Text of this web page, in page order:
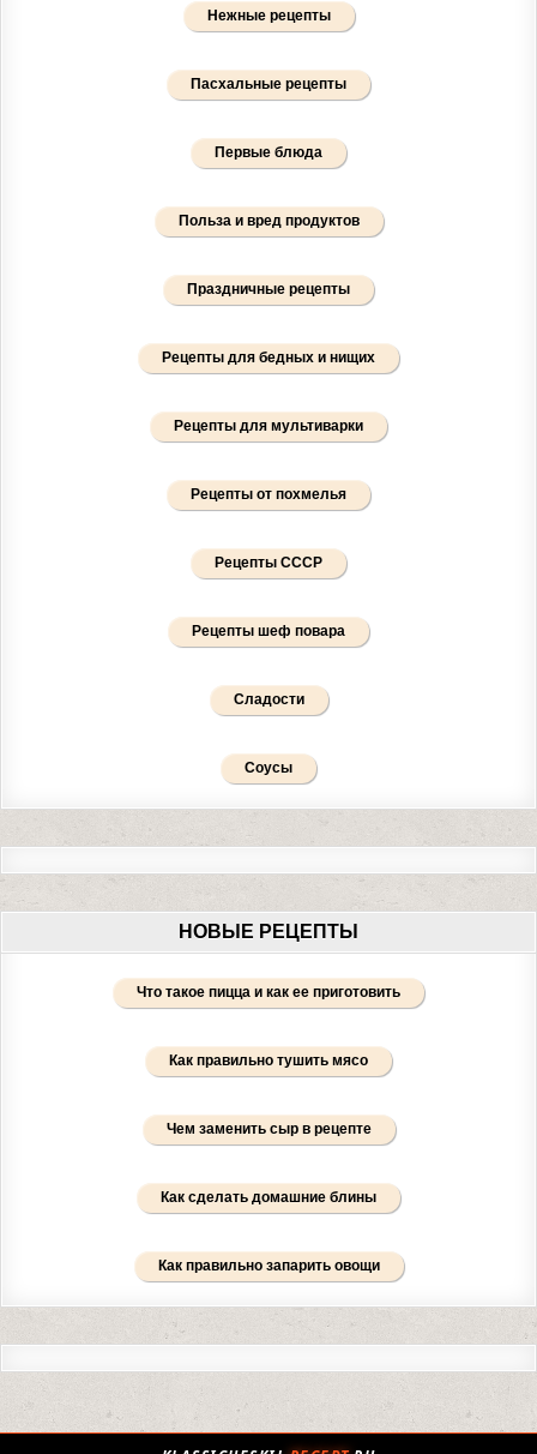
Нежные рецепты
Пасхальные рецепты
Первые блюда
Польза и вред продуктов
Праздничные рецепты
Рецепты для бедных и нищих
Рецепты для мультиварки
Рецепты от похмелья
Рецепты СССР
Рецепты шеф повара
Сладости
Соусы
НОВЫЕ РЕЦЕПТЫ
Что такое пицца и как ее приготовить
Как правильно тушить мясо
Чем заменить сыр в рецепте
Как сделать домашние блины
Как правильно запарить овощи